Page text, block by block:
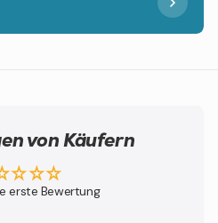
von Käufern
erste Bewertung